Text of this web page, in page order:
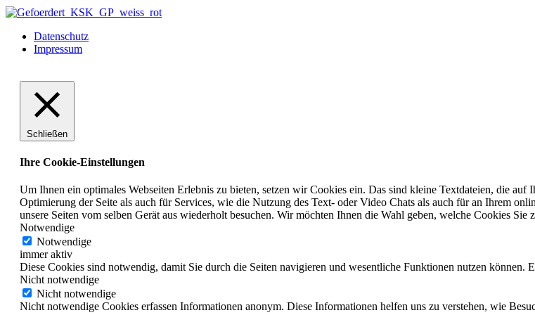
Datenschutz
Impressum
Schließen
Ihre Cookie-Einstellungen
Um Ihnen ein optimales Webseiten Erlebnis zu bieten, setzen wir Cookies ein. Das sind kleine Textdateien, die
Optimierung der Seite als auch für Services, wie die Nutzung des Text- oder Video Chats als auch für an Ihrem
unsere Seiten vom selben Gerät aus wiederholt besuchen. Wir möchten Ihnen die Wahl geben, welche Cookies Sie
Notwendige
Notwendige
immer aktiv
Diese Cookies sind notwendig, damit Sie durch die Seiten navigieren und wesentliche Funktionen nutzen können.
Nicht notwendige
Nicht notwendige
Nicht notwendige Cookies erfassen Informationen anonym. Diese Informationen helfen uns zu verstehen, wie